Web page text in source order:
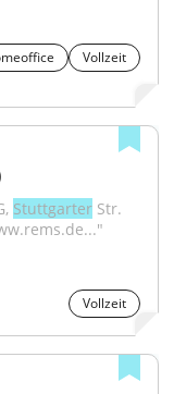
Vollzeit
Stuttgarter Str.
Vollzeit